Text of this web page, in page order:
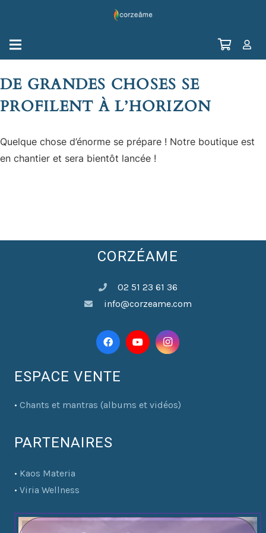
DE GRANDES CHOSES SE
PROFILENT À L’HORIZON
Quelque chose d’énorme se prépare ! Notre boutique est
en chantier et sera bientôt lancée !
CORZÉAME
02 51 23 61 36
info@corzeame.com
ESPACE VENTE
• Chants et mantras (albums et vidéos)
PARTENAIRES
• Kaos Materia
• Viria Wellness